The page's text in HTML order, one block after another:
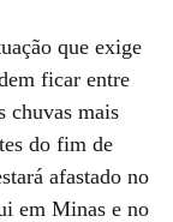
que exige
ficar entre
chuvas mais
do fim de
afastado no
em Minas e no